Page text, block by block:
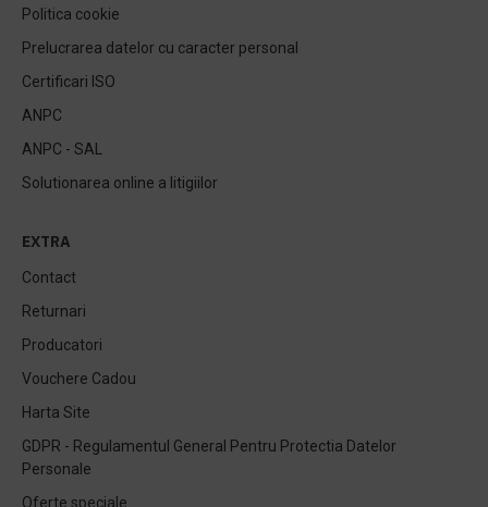
Politica cookie
Prelucrarea datelor cu caracter personal
Certificari ISO
ANPC
ANPC - SAL
Solutionarea online a litigiilor
EXTRA
Contact
Returnari
Producatori
Vouchere Cadou
Harta Site
GDPR - Regulamentul General Pentru Protectia Datelor
Personale
Oferte speciale